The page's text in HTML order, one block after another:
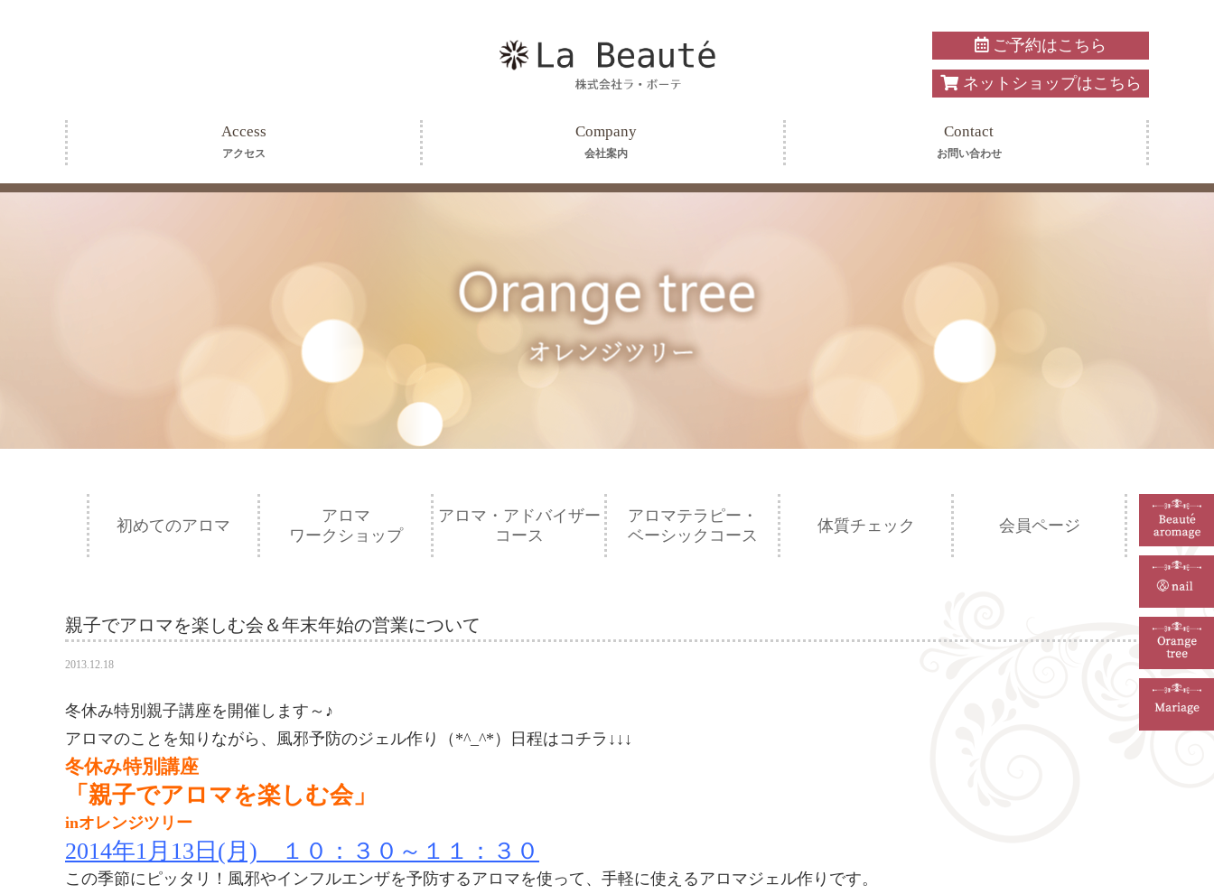
ご予約はこちら
ネットショップはこちら
Access
アクセス
Company
会社案内
Contact
お問い合わせ
初めてのアロマ
アロマ
ワークショップ
アロマ・アドバイザー
コース
アロマテラピー・
ベーシックコース
体質チェック 会員ページ
親子でアロマを楽しむ会＆年末年始の営業について
2013.12.18
冬休み特別親子講座を開催します～♪
アロマのことを知りながら、風邪予防のジェル作り（*^_^*）日程はコチラ↓↓↓
冬休み特別講座
「親子でアロマを楽しむ会」
inオレンジツリー
2014年1月13日(月) １０：３０～１１：３０
この季節にピッタリ！風邪やインフルエンザを予防するアロマを使って、手軽に使えるアロマジェル作りです。